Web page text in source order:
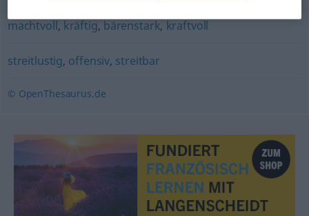
machtvoll, kräftig, bärenstark, kraftvoll
streitlustig, offensiv, streitbar
© OpenThesaurus.de